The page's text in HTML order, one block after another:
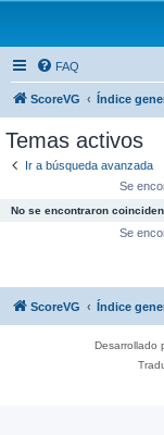
FAQ
ScoreVG Índice
Temas activos
Ir a búsqueda avanzada
Se
No se encontraron
Se
ScoreVG Índice
Desarrollado